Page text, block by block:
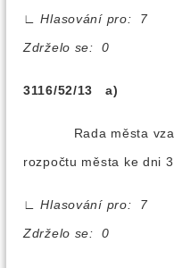
∟
Hlasování pro:
Zdrželo se: 0
3116/52/13 a)
Rada města vzala
rozpočtu města ke dni
∟
Hlasování pro:
Zdrželo se: 0